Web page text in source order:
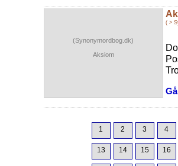
(Synonymordbog.dk)
Aksiom
( >
1 2 3 4
13 14 15 16